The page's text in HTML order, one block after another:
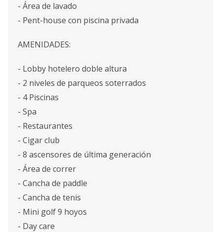
- Área de lavado
- Pent-house con piscina privada
AMENIDADES:
- Lobby hotelero doble altura
- 2 niveles de parqueos soterrados
- 4 Piscinas
- Spa
- Restaurantes
- Cigar club
- 8 ascensores de última generación
- Área de correr
- Cancha de paddle
- Cancha de tenis
- Mini golf 9 hoyos
- Day care